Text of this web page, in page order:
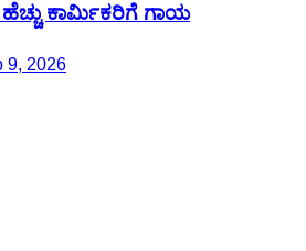
ಕಾರ್ಮಿಕರಿಗೆ ಗಾಯ
9, 2026